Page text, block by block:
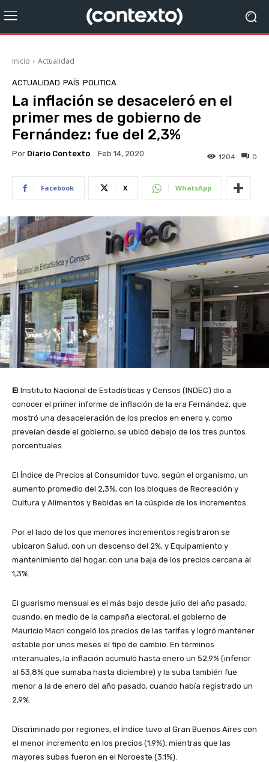
Inicio Actualidad
ACTUALIDAD PAÍS POLITICA
La inflación se desaceleró en el
primer mes de gobierno de
Fernández: fue del 2,3%
Por Diario Contexto Feb 14, 2020 0
1204
Facebook X WhatsApp
El Instituto Nacional de Estadísticas y Censos (INDEC) dio a
conocer el primer informe de inflación de la era Fernández, que
mostró una desaceleración de los precios en enero y, como
preveían desde el gobierno, se ubicó debajo de los tres puntos
porcentuales.
El Índice de Precios al Consumidor tuvo, según el organismo, un
aumento promedio del 2,3%, con los bloques de Recreación y
Cultura y Alimentos y Bebidas en la cúspide de los incrementos.
Por el lado de los que menores incrementos registraron se
ubicaron Salud, con un descenso del 2%, y Equipamiento y
mantenimiento del hogar, con una baja de los precios cercana al
1,3%.
El guarismo mensual es el más bajo desde julio del año pasado,
cuando, en medio de la campaña electoral, el gobierno de
Mauricio Macri congeló los precios de las tarifas y logró mantener
estable por unos meses el tipo de cambio. En términos
interanuales, la inflación acumuló hasta enero un 52,9% (inferior
al 53,8% que sumaba hasta diciembre) y la suba también fue
menor a la de enero del año pasado, cuando había registrado un
2,9%.
Discriminado por regiones, el índice tuvo al Gran Buenos Aires con
el menor incremento en los precios (1,9%), mientras que las
mayores subas fueron en el Noroeste (3,1%).